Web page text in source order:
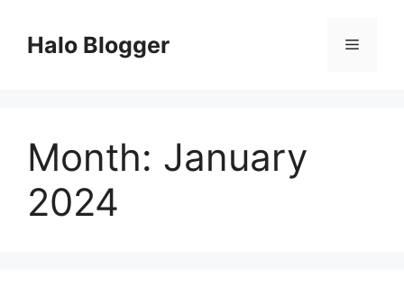
contentHalo Blogger Menu
Month: January
2024